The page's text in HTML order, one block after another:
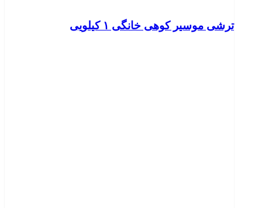
ترشی موسیر کوهی خانگی ۱ کیلویی